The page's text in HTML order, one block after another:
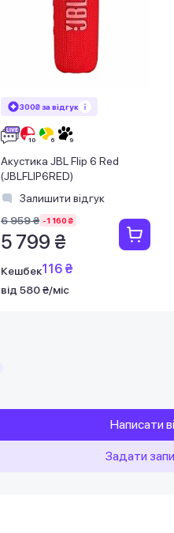
300₴ за відгук
Акустика JBL Flip 6 Red
(JBLFLIP6RED)
Залишити відгук
6 959 ₴ -1 160 ₴
5 799 ₴
Кешбек116 ₴
від 580 ₴/міс
Написати
Задати